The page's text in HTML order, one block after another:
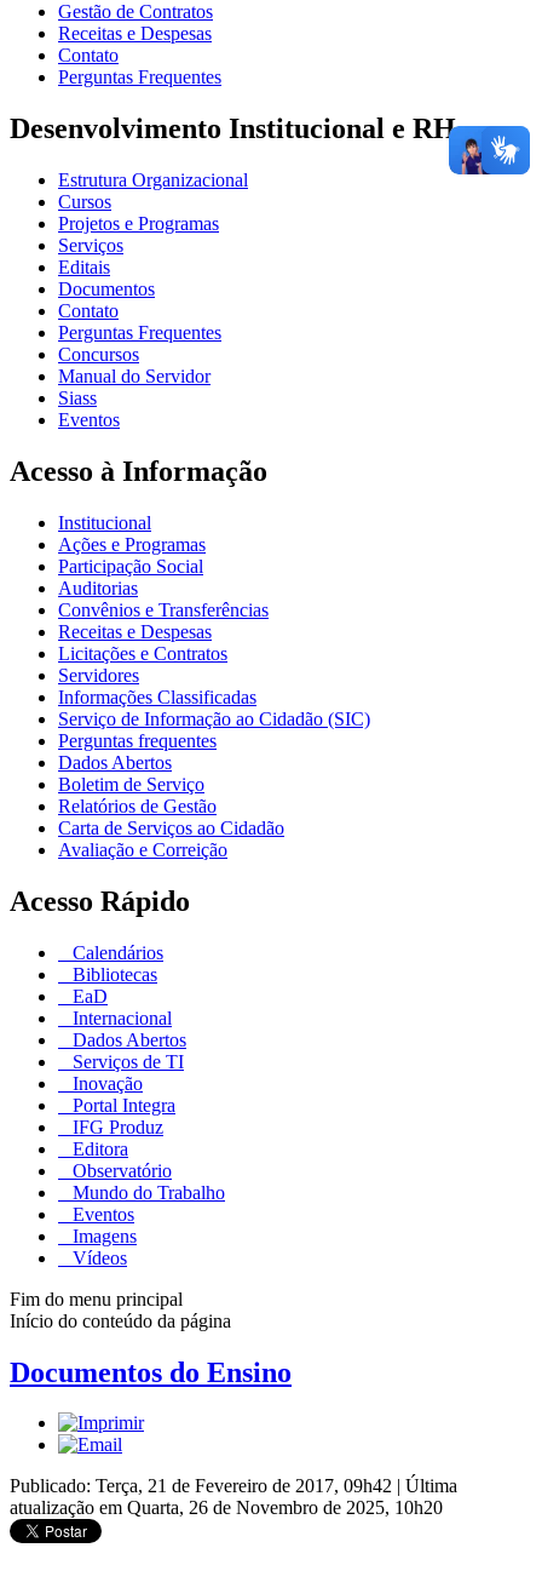
Gestão de Contratos
Receitas e Despesas
Contato
Perguntas Frequentes
Desenvolvimento Institucional e RH
Estrutura Organizacional
Cursos
Projetos e Programas
Serviços
Editais
Documentos
Contato
Perguntas Frequentes
Concursos
Manual do Servidor
Siass
Eventos
Acesso à Informação
Institucional
Ações e Programas
Participação Social
Auditorias
Convênios e Transferências
Receitas e Despesas
Licitações e Contratos
Servidores
Informações Classificadas
Serviço de Informação ao Cidadão (SIC)
Perguntas frequentes
Dados Abertos
Boletim de Serviço
Relatórios de Gestão
Carta de Serviços ao Cidadão
Avaliação e Correição
Acesso Rápido
Calendários
Bibliotecas
EaD
Internacional
Dados Abertos
Serviços de TI
Inovação
Portal Integra
IFG Produz
Editora
Observatório
Mundo do Trabalho
Eventos
Imagens
Vídeos
Fim do menu principal
Início do conteúdo da página
Documentos do Ensino
Publicado: Terça, 21 de Fevereiro de 2017, 09h42 | Última
atualização em Quarta, 26 de Novembro de 2025, 10h20